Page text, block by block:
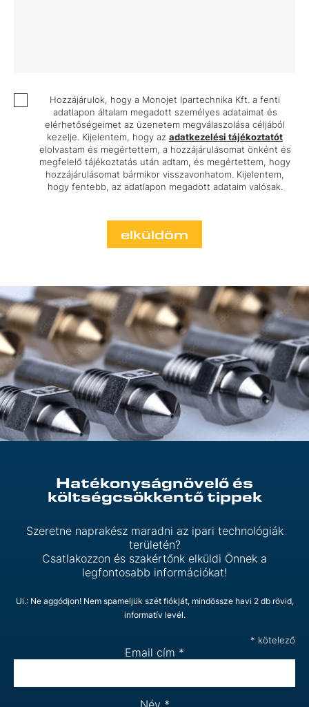
Hozzájárulok, hogy a Monojet Ipartechnika Kft. a fenti
adatlapon általam megadott személyes adataimat és
elérhetőségeimet az üzenetem megválaszolása céljából
kezelje. Kijelentem, hogy az adatkezelési tájékoztatót
elolvastam és megértettem, a hozzájárulásomat önként és
megfelelő tájékoztatás után adtam, és megértettem, hogy
hozzájárulásomat bármikor visszavonhatom. Kijelentem,
hogy fentebb, az adatlapon megadott adataim valósak.
elküldöm
Hatékonyságnövelő és
költségcsökkentő tippek
Szeretne naprakész maradni az ipari technológiák
területén?
Csatlakozzon és szakértőnk elküldi Önnek a
legfontosabb információkat!
Ui.: Ne aggódjon! Nem spameljük szét fiókját, mindössze havi 2 db rövid,
informatív levél.
* kötelező
Email cím *